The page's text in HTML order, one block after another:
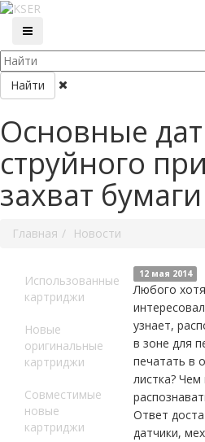
Найти
Основные
струйного
захват бумаги
Главная Новости
Использованные
картриджи
Новые
оригинальные
картриджи
Совместимые
новые
картриджи
12 мая 2014
Любого
узнает,
в зоне для
печатать в
листка?
Ответ
датчики,